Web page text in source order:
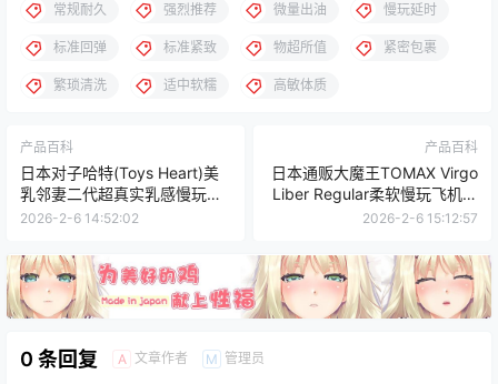
常规耐久 强烈推荐 微量出油 慢玩延时
标准回弹 标准紧致 物超所值 紧密包裹
繁琐清洗 适中软糯 高敏体质
产品百科
日本对子哈特(Toys Heart)美
乳邻妻二代超真实乳感慢玩名
器测评报告
2026-2-6 14:52:02
产品百科
日本通贩大魔王TOMAX Virgo
Liber Regular柔软慢玩飞机杯
测评报告
2026-2-6 15:12:57
0 条回复 A 文章作者 M 管理员